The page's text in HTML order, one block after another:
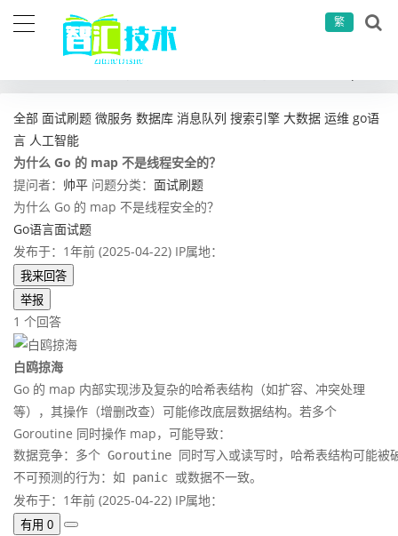
繁
全部 面试刷题 微服务 数据库 消息队列 搜索引擎 大数据 运维 go语
言 人工智能
为什么 Go 的 map 不是线程安全的？
提问者： 帅平 问题分类： 面试刷题
为什么 Go 的 map 不是线程安全的？
Go语言面试题
发布于：1年前 (2025-04-22) IP属地：
我来回答
举报
1 个回答
白鸥掠海
Go 的 map 内部实现涉及复杂的哈希表结构（如扩容、冲突处理
等），其操作（增删改查）可能修改底层数据结构。若多个
Goroutine 同时操作 map，可能导致：
数据竞争：多个 Goroutine 同时写入或读写时，哈希表结构可能被
不可预测的行为：如 panic 或数据不一致。
发布于：1年前 (2025-04-22) IP属地：
有用 0